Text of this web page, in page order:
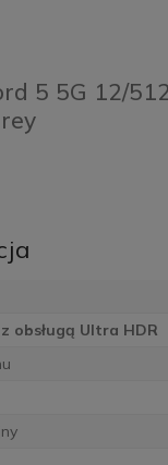
5 5G 12/
obsługą Ultra HDR